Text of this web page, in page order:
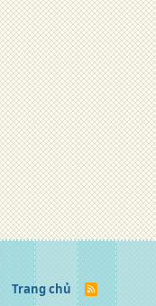
Trang chủ
R